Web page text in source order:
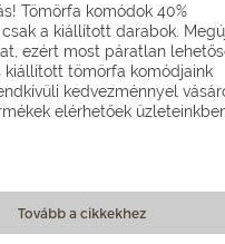
Tömörfa komódok 40%
a kiállított darabok.
ezért most páratlan
kiállított tömörfa komódjaink
kedvezménnyel
elérhetőek
Tovább a cikkekhez